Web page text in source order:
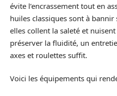
évite l’encrassement tout en
huiles classiques sont à bannir
elles collent la saleté et
préserver la fluidité, un
axes et roulettes suffit.
Voici les équipements qui